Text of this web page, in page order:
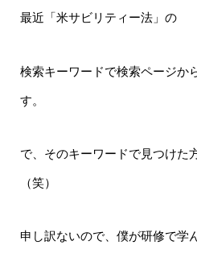
最近「米サビリティー法」の
検索キーワードで検索ページか
す。
で、そのキーワードで見つけた
（笑）
申し訳ないので、僕が研修で学